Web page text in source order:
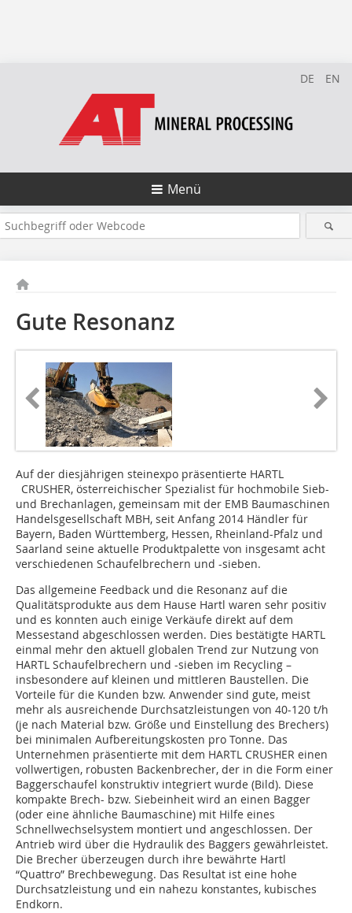
DE EN
Menü
Gute Resonanz
Auf der diesjährigen steinexpo präsentierte HARTL ­
CRUSHER, österreichischer Spezialist für hochmobile Sieb-
und Brechanlagen, gemeinsam mit der EMB Baumaschinen
Handelsgesellschaft MBH, seit Anfang 2014 Händler für
Bayern, Baden Württemberg, Hessen, Rheinland-Pfalz und
Saarland seine aktuelle Produktpalette von insgesamt acht
verschiedenen Schaufelbrechern und -sieben.
Das allgemeine Feedback und die Resonanz auf die
Qualitätsprodukte aus dem Hause Hartl waren sehr positiv
und es konnten auch einige Verkäufe direkt auf dem
Messestand abgeschlossen werden. Dies bestätigte HARTL
einmal mehr den aktuell globalen Trend zur Nutzung von
HARTL Schaufelbrechern und -sieben im Recycling –
insbesondere auf kleinen und mittleren Baustellen. Die
Vorteile für die Kunden bzw. Anwender sind gute, meist
mehr als ausreichende Durchsatzleistungen von 40-120 t/h
(je nach Material bzw. Größe und Einstellung des Brechers)
bei minimalen Aufbereitungskosten pro Tonne. Das
Unternehmen präsentierte mit dem HARTL CRUSHER einen
vollwertigen, robusten Backenbrecher, der in die Form einer
Baggerschaufel konstruktiv integriert wurde (Bild). Diese
kompakte Brech- bzw. Siebeinheit wird an einen Bagger
(oder eine ähnliche Baumaschine) mit Hilfe eines
Schnellwechselsystem montiert und angeschlossen. Der
Antrieb wird über die Hydraulik des Baggers gewährleistet.
Die Brecher überzeugen durch ihre bewährte Hartl
“Quattro” Brechbewegung. Das Resultat ist eine hohe
Durchsatzleistung und ein nahezu konstantes, kubisches
Endkorn.